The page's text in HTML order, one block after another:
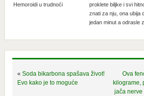
Hemoroidi u trudnoći
proklete biljke i svi
znati za nju, ona ubija
jedan minut a odrasle
« Soda bikarbona spašava život!
Evo kako je to moguće
Ova
kilograme,
jača nerve